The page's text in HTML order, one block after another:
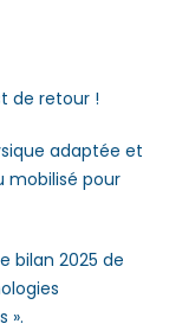
de retour !
adaptée et
mobilisé pour
bilan 2025 de
».